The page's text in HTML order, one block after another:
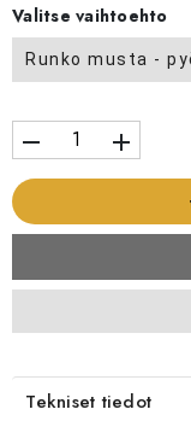
Valitse vaihtoehto
remove add
Tekniset tiedot